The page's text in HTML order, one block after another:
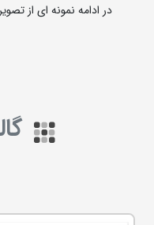
در ادامه نمونه ای از